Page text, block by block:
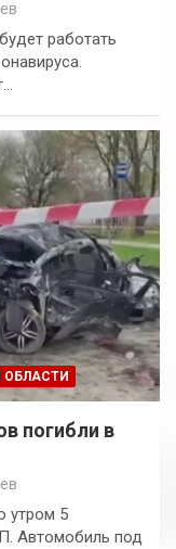
работать
ОБЛАСТИ
погибли в
утром 5
Автомобиль под